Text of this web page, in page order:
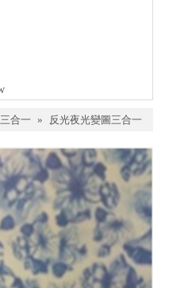
合一 » 反光夜光變圖三合一